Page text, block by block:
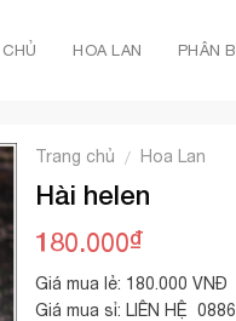
HOA LAN PHÂN
Trang chủ / Hoa Lan
Hài helen
180.000₫
Giá mua lẻ: 180.000 VNĐ
Giá mua sỉ: LIÊN HỆ